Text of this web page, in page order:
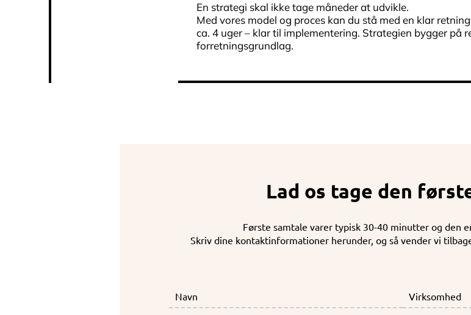
En strategi skal ikke tage måneder at udvikle.
Med vores model og proces kan du stå med en klar
ca. 4 uger – klar til implementering. Strategien bygger på
forretningsgrundlag.